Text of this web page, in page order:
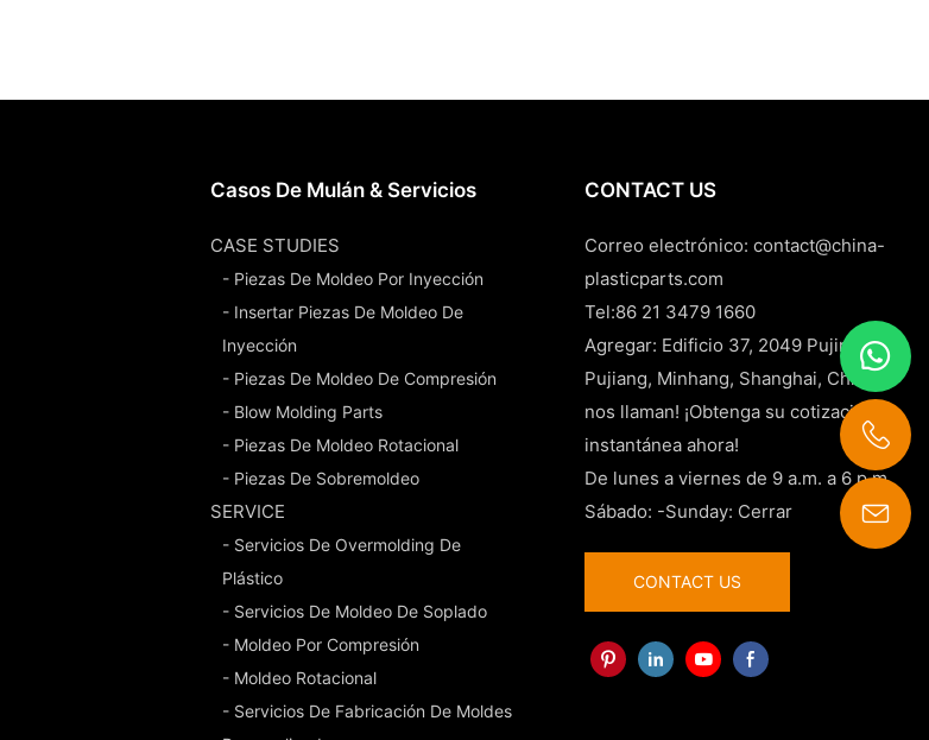
Casos De Mulán & Servicios
CASE STUDIES
- Piezas De Moldeo Por Inyección
- Insertar Piezas De Moldeo De
Inyección
- Piezas De Moldeo De Compresión
- Blow Molding Parts
- Piezas De Moldeo Rotacional
- Piezas De Sobremoldeo
SERVICE
- Servicios De Overmolding De
Plástico
- Servicios De Moldeo De Soplado
- Moldeo Por Compresión
- Moldeo Rotacional
- Servicios De Fabricación De Moldes
CONTACT US
Correo electrónico:contact@china-
plasticparts.com
Tel:86 21 3479 1660
Agregar: Edificio 37, 2049 Pujin Road,
Pujiang, Minhang, Shanghai, China
nos llaman! ¡Obtenga su cotización
instantánea ahora!
De lunes a viernes de 9 a.m. a 6 p.m.
Sábado: -Sunday: Cerrar
CONTACT US